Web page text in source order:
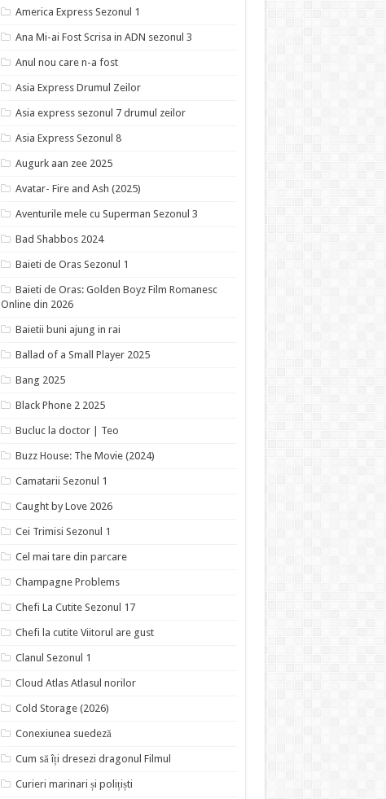
America Express Sezonul 1
Ana Mi-ai Fost Scrisa in ADN sezonul 3
Anul nou care n-a fost
Asia Express Drumul Zeilor
Asia express sezonul 7 drumul zeilor
Asia Express Sezonul 8
Augurk aan zee 2025
Avatar- Fire and Ash (2025)
Aventurile mele cu Superman Sezonul 3
Bad Shabbos 2024
Baieti de Oras Sezonul 1
Baieti de Oras: Golden Boyz Film Romanesc
Online din 2026
Baietii buni ajung in rai
Ballad of a Small Player 2025
Bang 2025
Black Phone 2 2025
Bucluc la doctor | Teo
Buzz House: The Movie (2024)
Camatarii Sezonul 1
Caught by Love 2026
Cei Trimisi Sezonul 1
Cel mai tare din parcare
Champagne Problems
Chefi La Cutite Sezonul 17
Chefi la cutite Viitorul are gust
Clanul Sezonul 1
Cloud Atlas Atlasul norilor
Cold Storage (2026)
Conexiunea suedeză
Cum să îți dresezi dragonul Filmul
Curieri marinari și polițiști